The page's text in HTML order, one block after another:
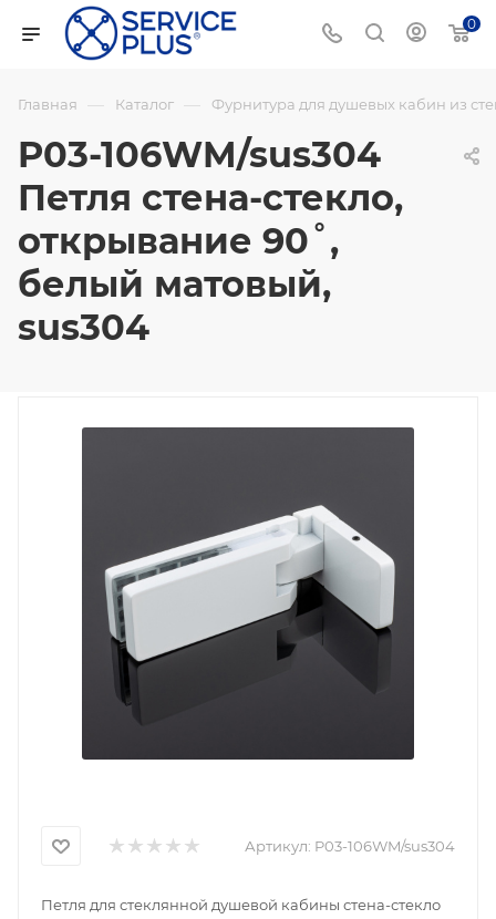
0
Главная — Каталог — Фурнитура для душевых кабин из
P03-106WM/sus304
Петля стена-стекло,
открывание 90˚,
белый матовый,
sus304
Артикул: P03-106WM/sus304
Петля для стеклянной душевой кабины стена-стекло